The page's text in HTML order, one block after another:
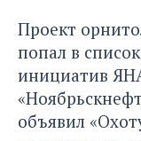
Проект
попал в
инициатив
объявил